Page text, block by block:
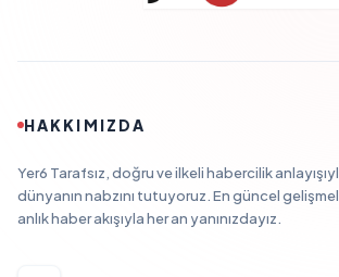
HAKKIMIZDA
Yer6 Tarafsız, doğru ve ilkeli habercilik
dünyanın nabzını tutuyoruz. En güncel
anlık haber akışıyla her an yanınızdayız.